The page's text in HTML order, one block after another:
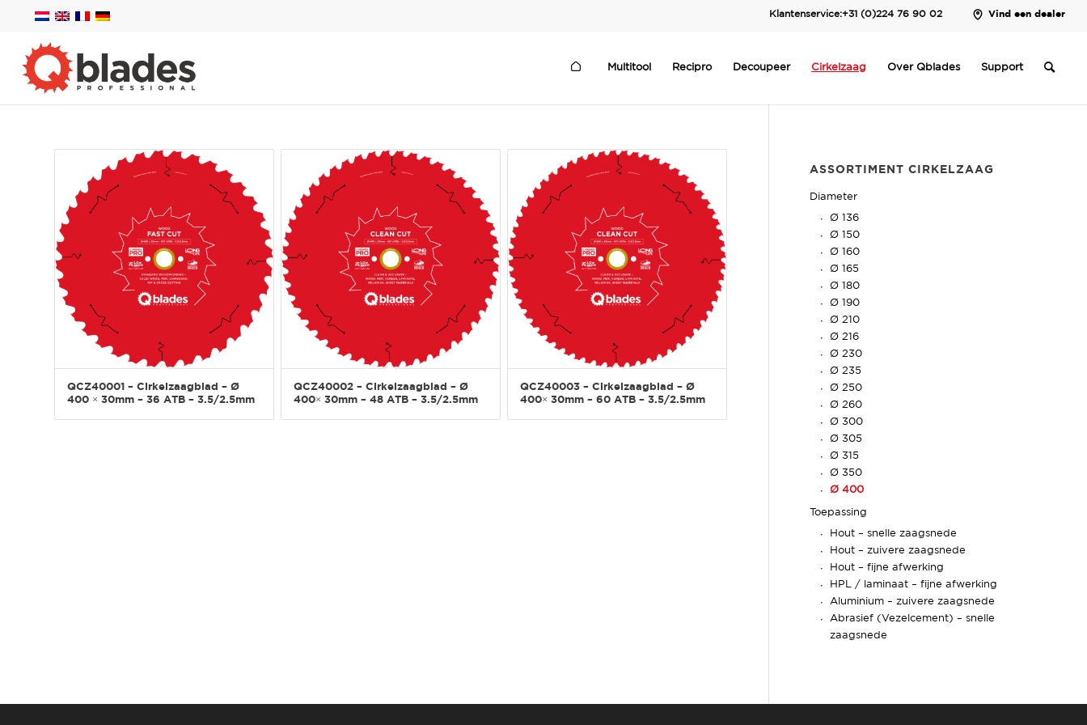
Klantenservice:+31 (0)224 76 90 02 Vind een dealer
Multitool Recipro Decoupeer Cirkelzaag Over Qblades Support
QCZ40001 – Cirkelzaagblad – Ø
400 × 30mm – 36 ATB – 3.5/2.5mm
QCZ40002 – Cirkelzaagblad – Ø
400× 30mm – 48 ATB – 3.5/2.5mm
QCZ40003 – Cirkelzaagblad – Ø
400× 30mm – 60 ATB – 3.5/2.5mm
ASSORTIMENT CIRKELZAAG
Diameter
Ø 136
Ø 150
Ø 160
Ø 165
Ø 180
Ø 190
Ø 210
Ø 216
Ø 230
Ø 235
Ø 250
Ø 260
Ø 300
Ø 305
Ø 315
Ø 350
Ø 400
Toepassing
Hout – snelle zaagsnede
Hout – zuivere zaagsnede
Hout – fijne afwerking
HPL / laminaat – fijne afwerking
Aluminium – zuivere zaagsnede
Abrasief (Vezelcement) – snelle
zaagsnede